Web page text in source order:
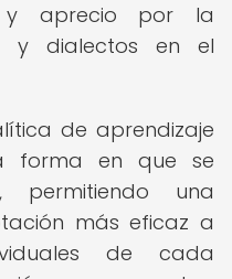
y aprecio por la
y dialectos en el
de aprendizaje
forma en que se
permitiendo una
más eficaz a
de cada